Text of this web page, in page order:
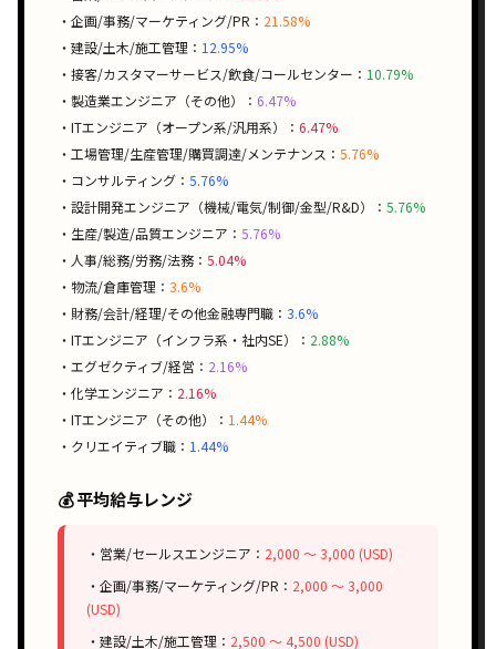
・企画/事務/マーケティング/PR： 21.58%
・建設/土木/施工管理： 12.95%
・接客/カスタマーサービス/飲食/コールセンター： 10.79%
・製造業エンジニア（その他）： 6.47%
・ITエンジニア（オープン系/汎用系）： 6.47%
・工場管理/生産管理/購買調達/メンテナンス： 5.76%
・コンサルティング： 5.76%
・設計開発エンジニア（機械/電気/制御/金型/R&D）： 5.76%
・生産/製造/品質エンジニア： 5.76%
・人事/総務/労務/法務： 5.04%
・物流/倉庫管理： 3.6%
・財務/会計/経理/その他金融専門職： 3.6%
・ITエンジニア（インフラ系・社内SE）： 2.88%
・エグゼクティブ/経営： 2.16%
・化学エンジニア： 2.16%
・ITエンジニア（その他）： 1.44%
・クリエイティブ職： 1.44%
💰 平均給与レンジ
・営業/セールスエンジニア： 2,000 〜 3,000 (USD)
・企画/事務/マーケティング/PR： 2,000 〜 3,000
(USD)
・建設/土木/施工管理： 2,500 〜 4,500 (USD)